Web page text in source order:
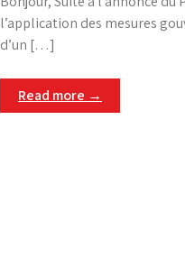
l’application des mesures
d’un […]
Read more →